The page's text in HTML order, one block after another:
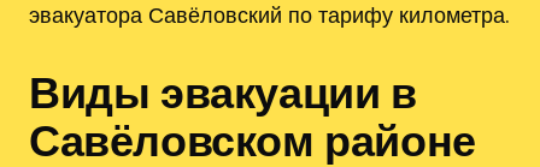
эвакуатора Савёловский по тарифу километра.
Виды эвакуации в
Савёловском районе